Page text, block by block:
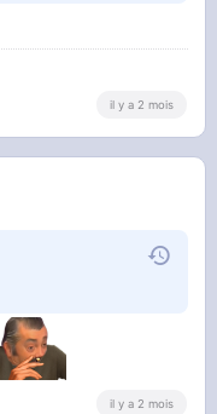
il y a 2 mois
il y a 2 mois